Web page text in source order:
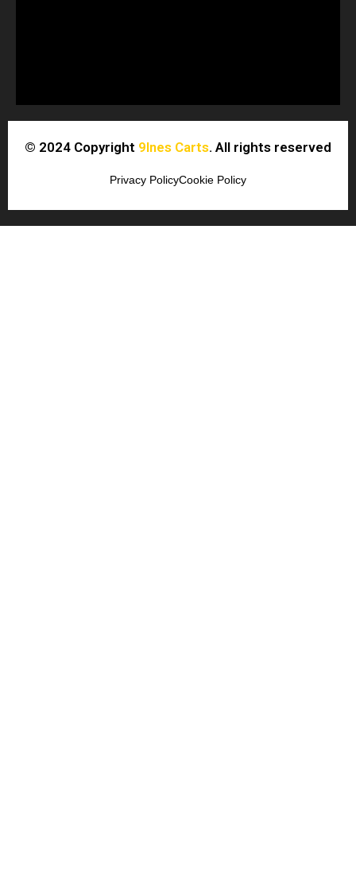
© 2024 Copyright 9Ines Carts. All rights reserved
Privacy PolicyCookie Policy